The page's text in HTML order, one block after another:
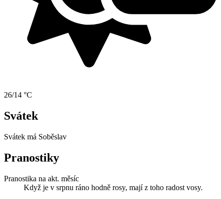
26/14 °C
Svátek
Svátek má Soběslav
Pranostiky
Pranostika na akt. měsíc
Když je v srpnu ráno hodně rosy, mají z toho radost vosy.